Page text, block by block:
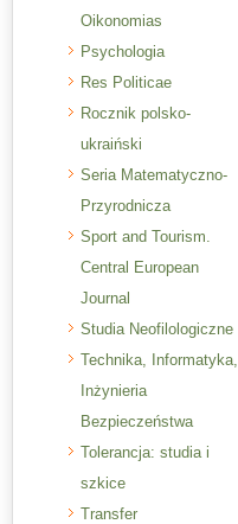
Oikonomias
Psychologia
Res Politicae
Rocznik polsko-
ukraiński
Seria Matematyczno-
Przyrodnicza
Sport and Tourism.
Central European
Journal
Studia Neofilologiczne
Technika, Informatyka,
Inżynieria
Bezpieczeństwa
Tolerancja: studia i
szkice
Transfer